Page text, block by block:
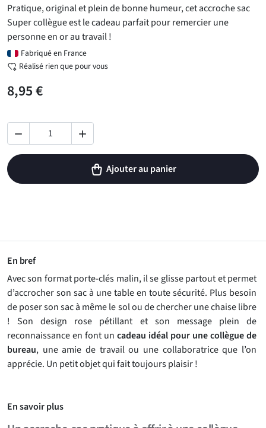
Pratique, original et plein de bonne humeur, cet accroche sac
Super collègue est le cadeau parfait pour remercier une
personne en or au travail !
Fabriqué en France
Réalisé rien que pour vous
8,95 €
 
Ajouter au panier
En bref
Avec son format porte-clés malin, il se glisse partout et permet
d’accrocher son sac à une table en toute sécurité. Plus besoin
de poser son sac à même le sol ou de chercher une chaise libre
! Son design rose pétillant et son message plein de
reconnaissance en font un cadeau idéal pour une collègue de
bureau, une amie de travail ou une collaboratrice que l’on
apprécie. Un petit objet qui fait toujours plaisir !
En savoir plus